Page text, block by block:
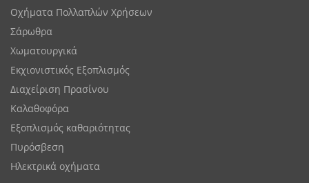
Οχήματα Πολλαπλών Χρήσεων
Σάρωθρα
Χωματουργικά
Εκχιονιστικός Εξοπλισμός
Διαχείριση Πρασίνου
Καλαθοφόρα
Εξοπλισμός καθαριότητας
Πυρόσβεση
Ηλεκτρικά οχήματα